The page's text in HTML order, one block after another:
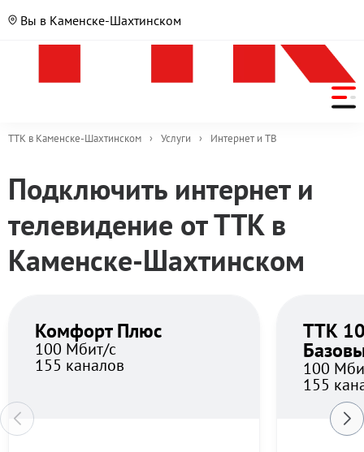
Вы в Каменске-Шахтинском
ТТК в Каменске-Шахтинском › Услуги › Интернет и ТВ
Подключить интернет и
телевидение от ТТК в
Каменске-Шахтинском
Комфорт Плюс
100 Мбит/с
155 каналов
ТТК
100
155